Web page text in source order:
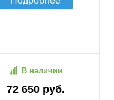
72 650 руб.
В наличии